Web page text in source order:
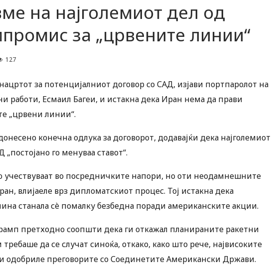
на најголемиот дел од
за „црвените линии“
127
за потенцијалниот договор со САД, изјави портпаролот на
работи, Есмаил Багеи, и истакна дека Иран нема да прави
„црвени линии“.
конечна одлука за договорот, додавајќи дека најголемиот
го менуваа ставот“.
учествуваат во посредничките напори, но оти неодамнешните
влијаеле врз дипломатскиот процес. Тој истакна дека
станала сè помалку безбедна поради американските акции.
претходно соопшти дека ги откажал планираните ракетни
да се случат синоќа, откако, како што рече, највисоките
одобриле преговорите со Соединетите Американски Држави.